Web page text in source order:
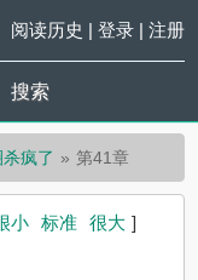
阅读历史 | 登录| 注册
搜索
疯了 第41章
小 标准 很大 ]